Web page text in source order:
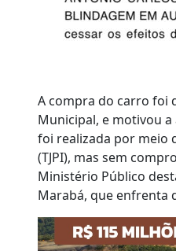
A compra do carro foi
Municipal, e motivou
foi realizada por meio
(TJPI), mas sem
Ministério Público
Marabá, que enfrenta